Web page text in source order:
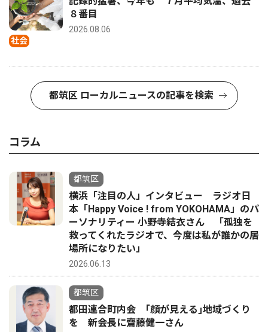
社会
８番目
2026.08.06
都筑区 ローカルニュースの記事を検索
コラム
都筑区
横浜「注目の人」インタビュー ラジオ日
本「Happy Voice ! from YOKOHAMA」のパ
ーソナリティー 小野寺結衣さん 「孤独を
救ってくれたラジオで、今度は私が誰かの居
場所になりたい」
2026.06.13
都筑区
都田連合町内会 ｢顔が見える｣地域づくり
を 新会長に齋藤健一さん